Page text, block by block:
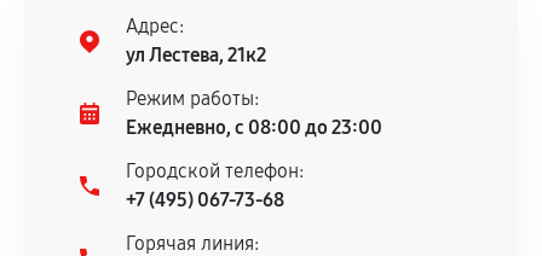
Адрес:
ул Лестева, 21к2
Режим работы:
Ежедневно, с 08:00 до 23:00
Городской телефон:
+7 (495) 067-73-68
Горячая линия: